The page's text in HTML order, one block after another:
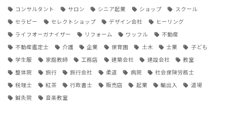
コンサルタント サロン シニア起業 ショップ スクール
セラピー セレクトショップ デザイン会社 ヒーリング
ライフオーガナイザー リフォーム ワッフル 不動産
不動産鑑定士 介護 企業 保育園 土木 士業 子ども
学生服 家庭教師 工務店 建築会社 建設会社 教室
整体院 旅行 旅行会社 柔道 病院 社会保険労務士
税理士 紅茶 行政書士 販売店 起業 輸出入 道場
鍼灸院 音楽教室